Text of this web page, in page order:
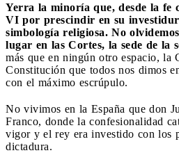
Yerra la minoría que, desde la fe
VI por prescindir en su
simbología religiosa. No
lugar en las Cortes, la sede de la
más que en ningún otro espacio, la
Constitución que todos nos dimos
con el máximo escrúpulo.
No vivimos en la España que don
Franco, donde la confesionalidad
vigor y el rey era investido con los
dictadura.